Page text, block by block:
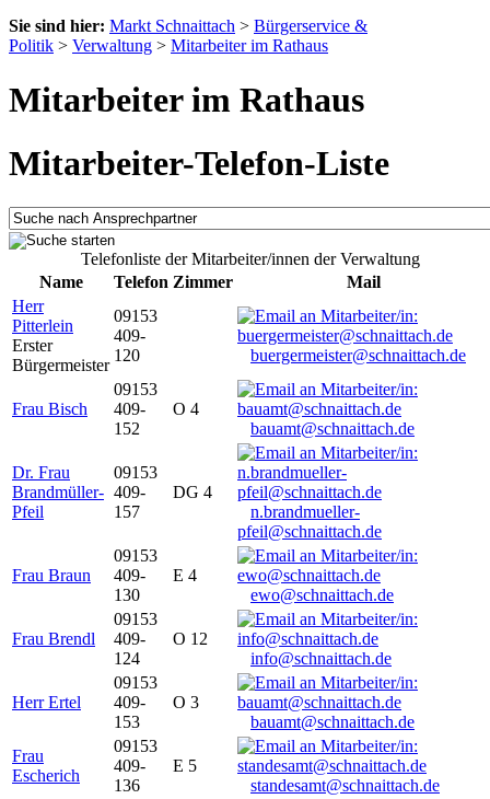
Sie sind hier: Markt Schnaittach > Bürgerservice &
Politik > Verwaltung > Mitarbeiter im Rathaus
Mitarbeiter im Rathaus
Mitarbeiter-Telefon-Liste
Telefonliste der Mitarbeiter/innen der Verwaltung
Name
Telefon Zimmer
Mail
Herr
Pitterlein
Erster
Bürgermeister
09153
409-
120
buergermeister@schnaittach.de
Frau Bisch
09153
409-
152
O 4
bauamt@schnaittach.de
Dr. Frau
Brandmüller-
Pfeil
09153
409-
157
DG 4
n.brandmueller-
pfeil@schnaittach.de
Frau Braun
09153
409-
130
E 4
ewo@schnaittach.de
Frau Brendl
09153
409-
124
O 12
info@schnaittach.de
Herr Ertel
09153
409-
153
O 3
bauamt@schnaittach.de
Frau
Escherich
09153
409-
136
E 5
standesamt@schnaittach.de